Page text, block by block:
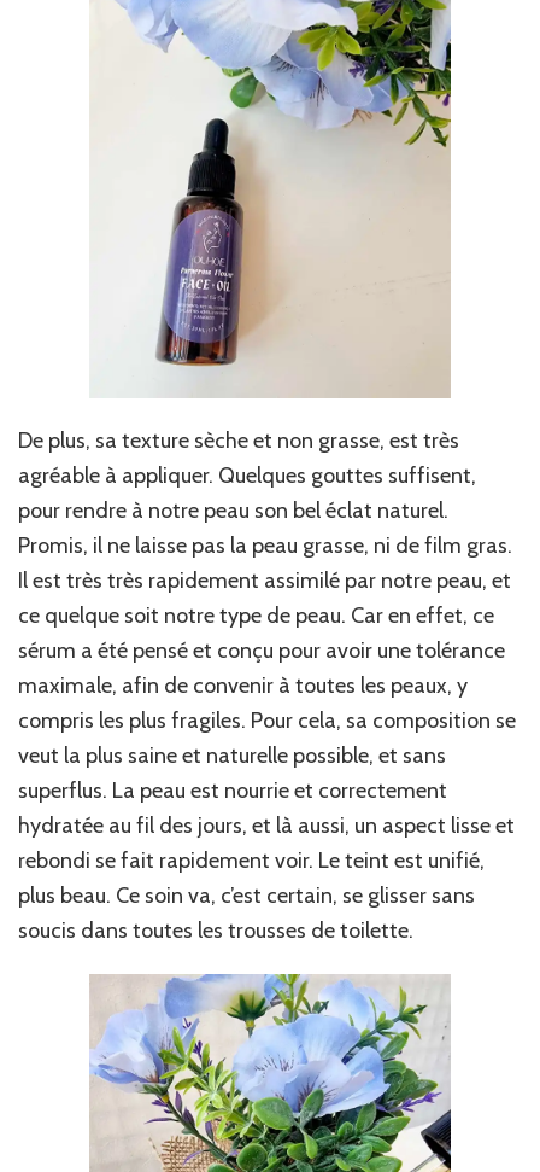
De plus, sa texture sèche et non grasse, est très
agréable à appliquer. Quelques gouttes suffisent,
pour rendre à notre peau son bel éclat naturel.
Promis, il ne laisse pas la peau grasse, ni de film gras.
Il est très très rapidement assimilé par notre peau, et
ce quelque soit notre type de peau. Car en effet, ce
sérum a été pensé et conçu pour avoir une tolérance
maximale, afin de convenir à toutes les peaux, y
compris les plus fragiles. Pour cela, sa composition se
veut la plus saine et naturelle possible, et sans
superflus. La peau est nourrie et correctement
hydratée au fil des jours, et là aussi, un aspect lisse et
rebondi se fait rapidement voir. Le teint est unifié,
plus beau. Ce soin va, c’est certain, se glisser sans
soucis dans toutes les trousses de toilette.